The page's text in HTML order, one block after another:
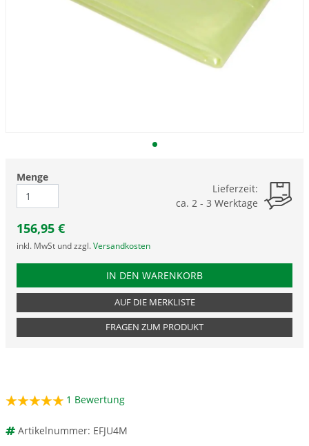
Menge
Lieferzeit:
ca. 2 - 3 Werktage
156,95 €
inkl. MwSt und zzgl. Versandkosten
PRODUKTNUMMER EFJU4M
IN DEN WARENKORB
AUF DIE MERKLISTE
FRAGEN ZUM PRODUKT
1 Bewertung
Artikelnummer: EFJU4M